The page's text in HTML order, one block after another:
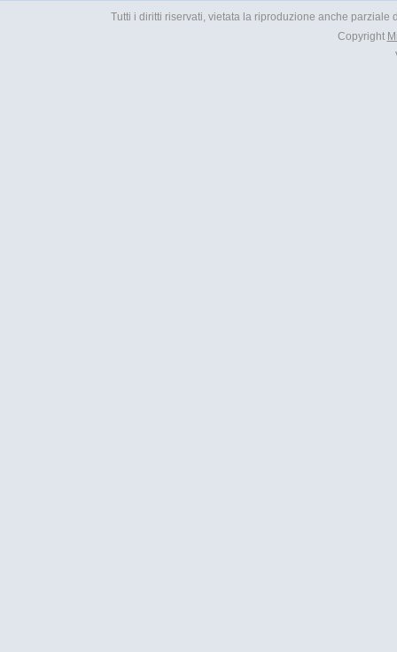
Tutti i diritti riservati, vietata la riproduzione anche
Copyright